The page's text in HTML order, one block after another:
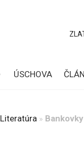
ÚSCHOVA
Literatúra »